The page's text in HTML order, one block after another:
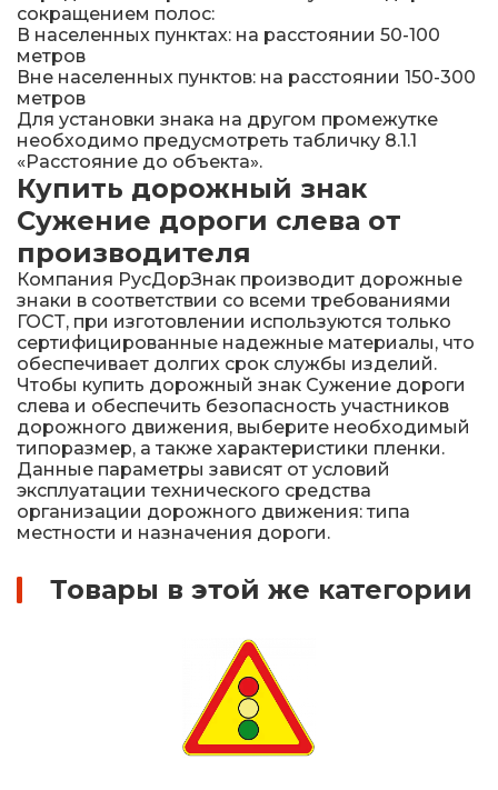
сокращением полос:
В населенных пунктах: на расстоянии 50-100
метров
Вне населенных пунктов: на расстоянии 150-300
метров
Для установки знака на другом промежутке
необходимо предусмотреть табличку 8.1.1
«Расстояние до объекта».
Купить дорожный знак
Сужение дороги слева от
производителя
Компания РусДорЗнак производит дорожные
знаки в соответствии со всеми требованиями
ГОСТ, при изготовлении используются только
сертифицированные надежные материалы, что
обеспечивает долгих срок службы изделий.
Чтобы купить дорожный знак Сужение дороги
слева и обеспечить безопасность участников
дорожного движения, выберите необходимый
типоразмер, а также характеристики пленки.
Данные параметры зависят от условий
эксплуатации технического средства
организации дорожного движения: типа
местности и назначения дороги.
Товары в этой же категории